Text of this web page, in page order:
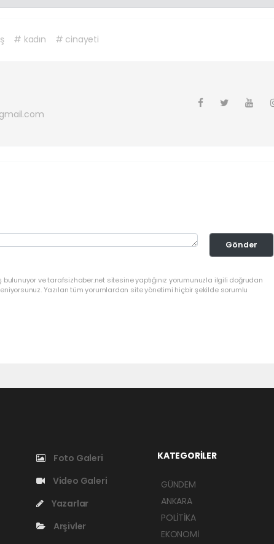
# kadın # cinayeti
Gönder
bulunuyor ve tarafsizhaber.net sitesine yaptığınız yorumunuzla ilgili doğrudan
Yazılan tüm yorumlardan site yönetimi hiçbir şekilde sorumlu
Foto Galeri
Video Galeri
Yazarlar
Arşivler
KATEGORİLER
GÜNDEM
ANKARA
POLİTİKA
EKONOMİ